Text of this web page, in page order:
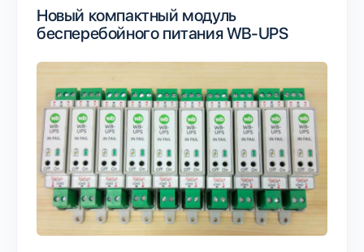
Новый компактный модуль
бесперебойного питания WB-UPS